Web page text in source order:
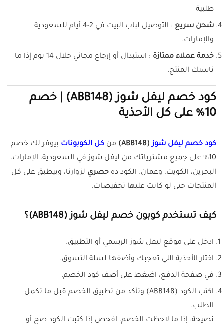
طلبية
شحن سريع
: التوصيل لباب البيت في 2-4 أيام للسعودية
والإمارات.
خدمة عملاء ممتازة
: استبدال أو إرجاع مجاني خلال 14 يوم إذا ما
ناسبك المنتج.
كود خصم ليفل شوز (ABB148) | خصم
10% على كل الأحذية
كود خصم ليفل شوز(ABB148) من كل الكوبونات بيوفر لك خصم
10% على جميع مشترياتك من ليفل شوز في السعودية، الإمارات،
البحرين، الكويت، وعمان. الكود ده حصري لزوارنا، وبيطبق على كل
المنتجات حتى لو كانت عليها تخفيضات.
كيف تستخدم كوبون خصم ليفل شوز (ABB148)؟
ادخل على موقع ليفل شوز الرسمي أو التطبيق.
اختار الأحذية اللي تعجبك وأضفها لسلة التسوق.
في صفحة الدفع، اضغط على أضف كود الخصم.
اكتب الكود (ABB148) وتأكد من تطبيق الخصم قبل ما تكمل
الطلب.
نصيحة: إذا ما لاحظت الخصم، افحص إذا كتبت الكود صح أو